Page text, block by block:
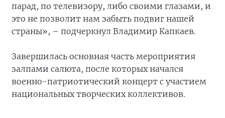
парад, по телевизору, либо своими глазами, и
это не позволит нам забыть подвиг нашей
страны», – подчеркнул Владимир Капкаев.
Завершилась основная часть мероприятия
залпами салюта, после которых начался
военно-патриотический концерт с участием
национальных творческих коллективов.